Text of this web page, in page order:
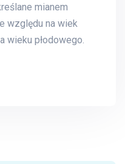
mianem
względu na wiek
wieku płodowego.